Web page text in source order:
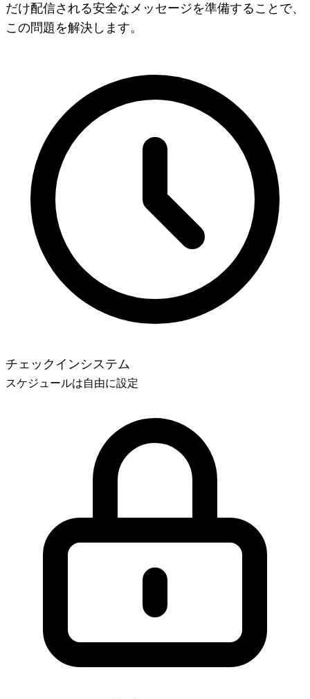
だけ配信される安全なメッセージを準備することで、
この問題を解決します。
チェックインシステム
スケジュールは自由に設定